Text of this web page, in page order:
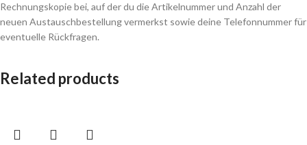
Rechnungskopie bei, auf der du die Artikelnummer und Anzahl der
neuen Austauschbestellung vermerkst sowie deine Telefonnummer für
eventuelle Rückfragen.
Related products